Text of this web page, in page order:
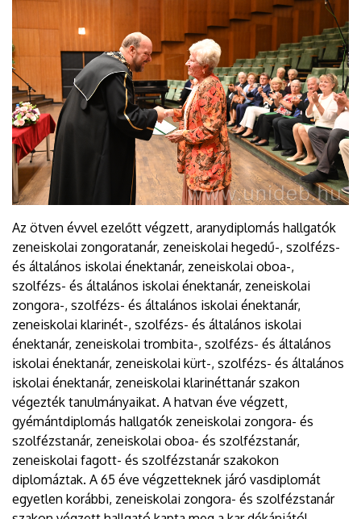
Az ötven évvel ezelőtt végzett, aranydiplomás hallgatók
zeneiskolai zongoratanár, zeneiskolai hegedű-, szolfézs-
és általános iskolai énektanár, zeneiskolai oboa-,
szolfézs- és általános iskolai énektanár, zeneiskolai
zongora-, szolfézs- és általános iskolai énektanár,
zeneiskolai klarinét-, szolfézs- és általános iskolai
énektanár, zeneiskolai trombita-, szolfézs- és általános
iskolai énektanár, zeneiskolai kürt-, szolfézs- és általános
iskolai énektanár, zeneiskolai klarinéttanár szakon
végezték tanulmányaikat. A hatvan éve végzett,
gyémántdiplomás hallgatók zeneiskolai zongora- és
szolfézstanár, zeneiskolai oboa- és szolfézstanár,
zeneiskolai fagott- és szolfézstanár szakokon
diplomáztak. A 65 éve végzetteknek járó vasdiplomát
egyetlen korábbi, zeneiskolai zongora- és szolfézstanár